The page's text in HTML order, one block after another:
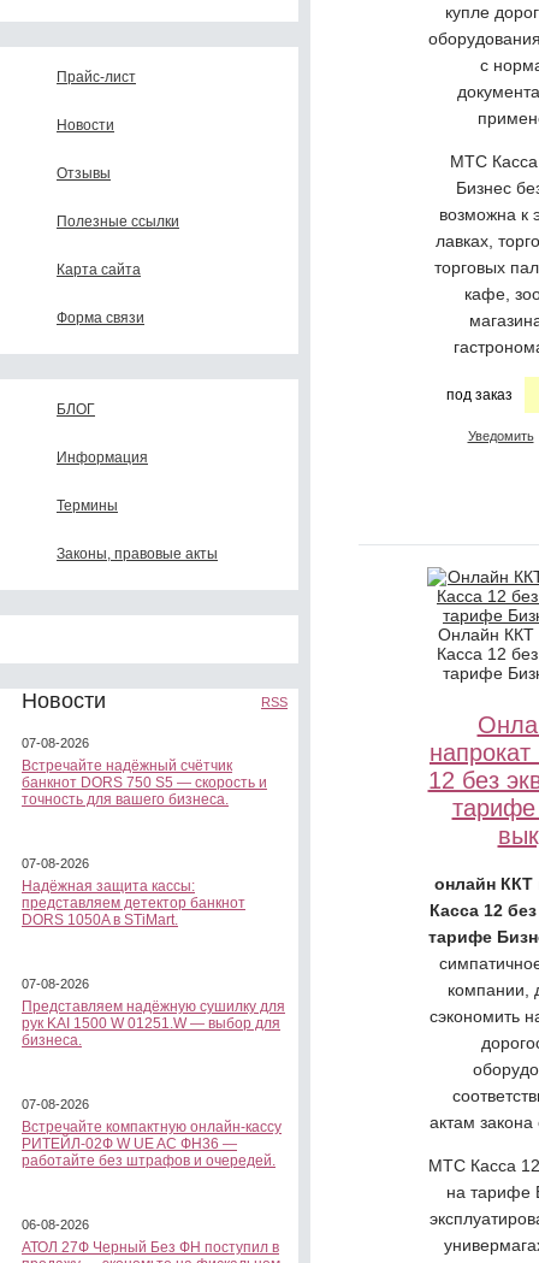
Прайс-лист
Новости
Отзывы
Полезные ссылки
Карта сайта
Форма связи
БЛОГ
Информация
Термины
Законы, правовые акты
Новости RSS
07-08-2026
Встречайте надёжный счётчик
банкнот DORS 750 S5 — скорость и
точность для вашего бизнеса.
07-08-2026
Надёжная защита кассы:
представляем детектор банкнот
DORS 1050A в STiMart.
07-08-2026
Представляем надёжную сушилку для
рук KAI 1500 W 01251.W — выбор для
бизнеса.
07-08-2026
Встречайте компактную онлайн-кассу
РИТЕЙЛ-02Ф W UE AC ФН36 —
работайте без штрафов и очередей.
06-08-2026
АТОЛ 27Ф Черный Без ФН поступил в
купле
с
МТС
Бизнес
возможна к
лавках,
торговых
кафе,
под заказ
Уведомить
Онлайн ККТ
Касса 12
тарифе
12 без
тарифе
онлайн ККТ
Касса 12
тарифе
компании,
сэкономить
актам
МТС Касса 12
на тарифе